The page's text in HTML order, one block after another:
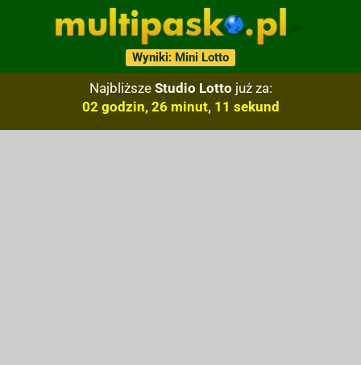
Wyniki: Mini Lotto
Najbliższe Studio Lotto już za:
02 godzin, 26 minut, 10 sekund